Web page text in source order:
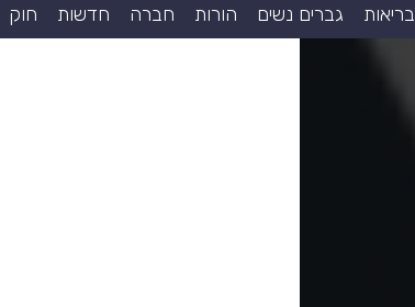
בריאות גברים נשים הורות חברה חדשות חוק